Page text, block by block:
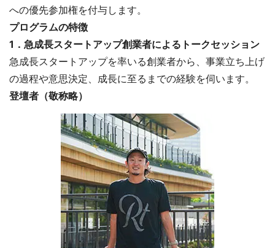
への優先参加権を付与します。
プログラムの特徴
1．急成長スタートアップ創業者によるトークセッション
急成長スタートアップを率いる創業者から、事業立ち上げ
の過程や意思決定、成長に至るまでの経験を伺います。
登壇者（敬称略）